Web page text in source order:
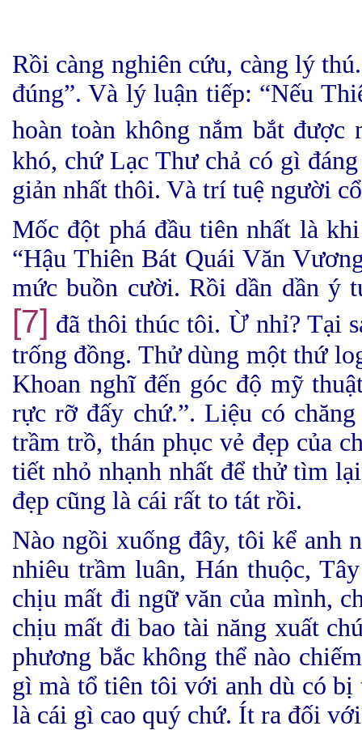
Rồi càng nghiên cứu, càng lý
đúng”. Và lý luận tiếp: “Nếu
hoàn toàn không nắm bắt
khó, chứ Lạc Thư chả có gì
giản nhất thôi. Và trí tuệ người
Mốc đột phá đầu tiên nhất là
“Hậu Thiên Bát Quái Văn
mức buồn cười. Rồi dần dần ý
[7] đã thôi thúc tôi. Ừ nhỉ? Tại
trống đồng. Thử dùng một thứ
Khoan nghĩ đến góc độ mỹ
rực rỡ đấy chứ.”. Liệu có
trầm trồ, thán phục vẻ đẹp của
tiết nhỏ nhạnh nhất để thử tìm
đẹp cũng là cái rất to tát rồi.
Nào ngồi xuống đây, tôi kể anh
nhiêu trầm luân, Hán thuộc,
chịu mất đi ngữ văn của mình,
chịu mất đi bao tài năng xuất
phương bắc không thể nào
gì mà tổ tiên tôi với anh dù có bị
là cái gì cao quý chứ. Ít ra đối